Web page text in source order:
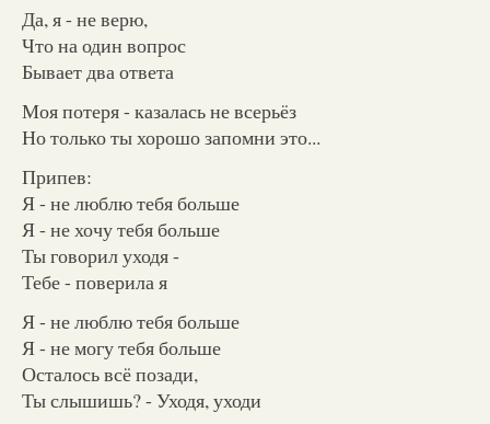
Да, я - не верю,
Что на один вопрос
Бывает два ответа
Моя потеря - казалась не всерьёз
Но только ты хорошо запомни это...
Припев:
Я - не люблю тебя больше
Я - не хочу тебя больше
Ты говорил уходя -
Тебе - поверила я
Я - не люблю тебя больше
Я - не могу тебя больше
Осталось всё позади,
Ты слышишь? - Уходя, уходи